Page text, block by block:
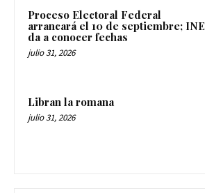
Proceso Electoral Federal
arrancará el 10 de septiembre; INE
da a conocer fechas
julio 31, 2026
Libran la romana
julio 31, 2026